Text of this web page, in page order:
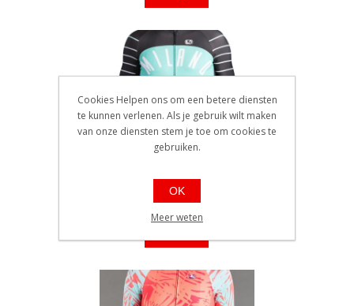
Giordana trui k.m. Milano
XXXL°
EAN: 842009125786
Ref.: GICS18-SSJY-SCAT-MILA7
Beschikbaarheid:: Minder dan 5
stuks op voorraad
Cookies Helpen ons om een betere diensten
te kunnen verlenen. Als je gebruik wilt maken
van onze diensten stem je toe om cookies te
gebruiken.
OK
Meer weten